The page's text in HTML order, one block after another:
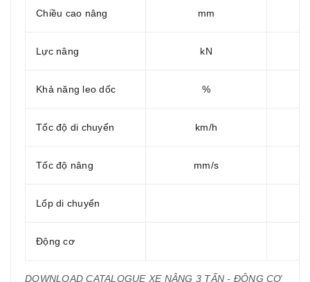
Chiều cao nâng mm
Lực nâng kN
Khả năng leo dốc %
Tốc độ di chuyển km/h
Tốc độ nâng mm/s
Lốp di chuyển
Động cơ
DOWNLOAD CATALOGUE XE NÂNG 3 TẤN - ĐỘNG CƠ